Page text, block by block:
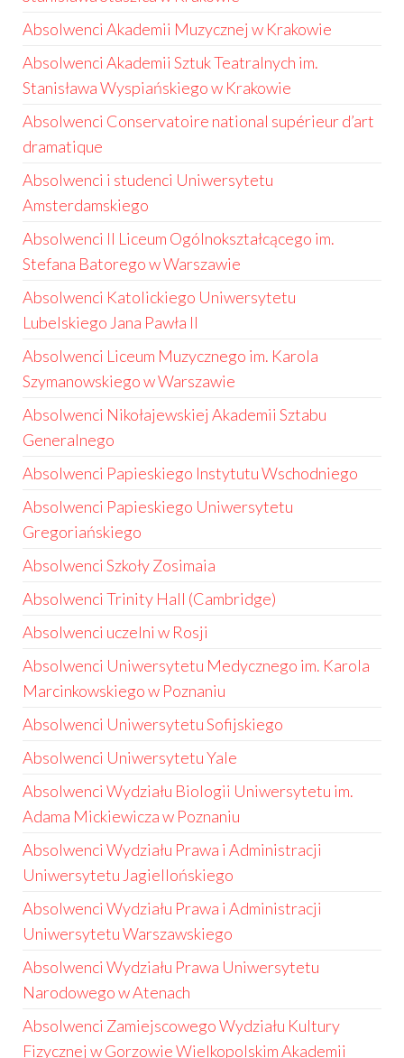
Absolwenci Akademii Muzycznej w Krakowie
Absolwenci Akademii Sztuk Teatralnych im.
Stanisława Wyspiańskiego w Krakowie
Absolwenci Conservatoire national supérieur d’art
dramatique
Absolwenci i studenci Uniwersytetu
Amsterdamskiego
Absolwenci II Liceum Ogólnokształcącego im.
Stefana Batorego w Warszawie
Absolwenci Katolickiego Uniwersytetu
Lubelskiego Jana Pawła II
Absolwenci Liceum Muzycznego im. Karola
Szymanowskiego w Warszawie
Absolwenci Nikołajewskiej Akademii Sztabu
Generalnego
Absolwenci Papieskiego Instytutu Wschodniego
Absolwenci Papieskiego Uniwersytetu
Gregoriańskiego
Absolwenci Szkoły Zosimaia
Absolwenci Trinity Hall (Cambridge)
Absolwenci uczelni w Rosji
Absolwenci Uniwersytetu Medycznego im. Karola
Marcinkowskiego w Poznaniu
Absolwenci Uniwersytetu Sofijskiego
Absolwenci Uniwersytetu Yale
Absolwenci Wydziału Biologii Uniwersytetu im.
Adama Mickiewicza w Poznaniu
Absolwenci Wydziału Prawa i Administracji
Uniwersytetu Jagiellońskiego
Absolwenci Wydziału Prawa i Administracji
Uniwersytetu Warszawskiego
Absolwenci Wydziału Prawa Uniwersytetu
Narodowego w Atenach
Absolwenci Zamiejscowego Wydziału Kultury
Fizycznej w Gorzowie Wielkopolskim Akademii